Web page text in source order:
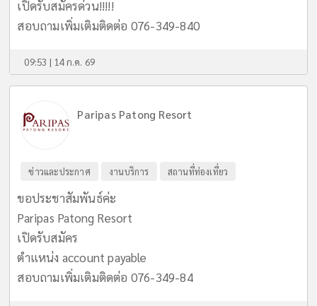
เปิดรับสมัครด่วน!!!!!
สอบถามเพิ่มเติมติดต่อ 076-349-840
09:53 | 14 ก.ค. 69
Paripas Patong Resort
ข่าวและประกาศ งานบริการ สถานที่ท่องเที่ยว
ขอประชาสัมพันธ์ค่ะ
Paripas Patong Resort
เปิดรับสมัคร
ตําแหน่ง account payable
สอบถามเพิ่มเติมติดต่อ 076-349-84